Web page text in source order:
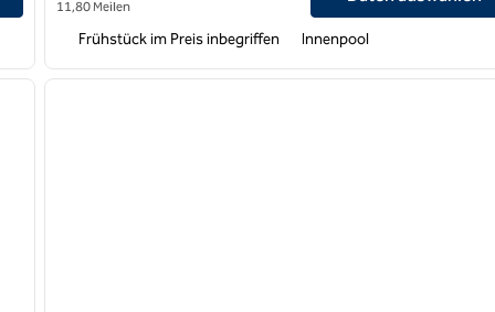
11,80 Meilen
Frühstück im Preis inbegriffen Innenpool
nächstes Bild
1 von 12